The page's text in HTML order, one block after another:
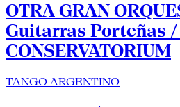
OTRA GRAN
Guitarras Porteñas /
CONSERVATORIUM
TANGO ARGENTINO